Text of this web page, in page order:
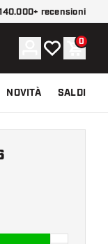
recensioni
Account
La mia lista
0
NOVITÀ SALDI